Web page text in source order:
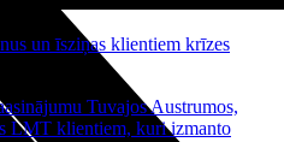
un īsziņas klientiem krīzes
Tuvajos Austrumos,
LMT klientiem, kuri izmanto